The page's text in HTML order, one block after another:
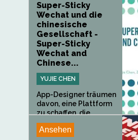
Super-Sticky
Wechat und die
chinesische
Gesellschaft -
Super-Sticky
Wechat and
Chinese...
YUJIE CHEN
App-Designer träumen
davon, eine Plattform
zu schaffen, die...
Ansehen